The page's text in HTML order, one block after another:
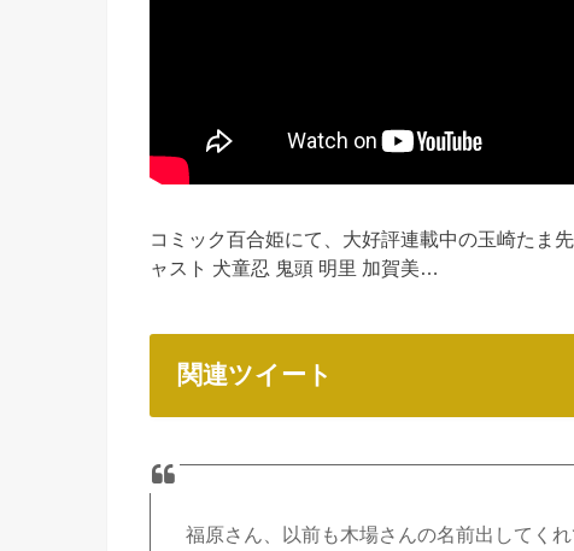
コミック百合姫にて、大好評連載中の玉崎たま
ャスト 犬童忍 鬼頭 明里 加賀美…
関連ツイート
福原さん、以前も木場さんの名前出してく